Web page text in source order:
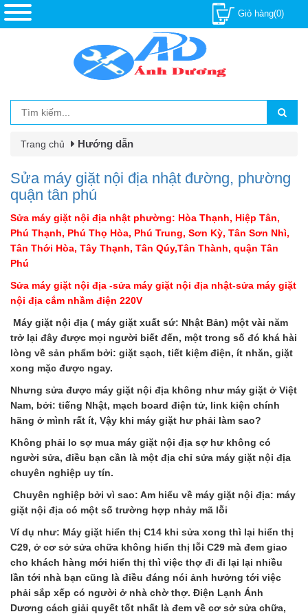
Giỏ hàng(0)
Trang chủ Hướng dẫn
Sửa máy giặt nội địa nhật đường, phường
quận tân phú
Sửa máy giặt nội địa nhật phường: Hòa Thạnh, Hiệp Tân,
Phú Thạnh, Phú Thọ Hòa, Phú Trung, Sơn Kỳ, Tân Sơn Nhì,
Tân Thới Hòa, Tây Thạnh, Tân Qúy,Tân Thành, quận Tân
Phú
Sửa máy giặt nội địa -sửa máy giặt nội địa nhật-sửa máy giặt
nội địa cắm nhầm điện 220V
Máy giặt nội địa ( máy giặt xuất sứ: Nhật Bản) một vài năm
trở lại đây được mọi người biết đến, một trong số đó khá hài
lòng về sản phẩm bởi: giặt sạch, tiết kiệm điện, ít nhăn, giặt
xong mặc được ngay.
Nhưng sửa được máy giặt nội địa không như máy giặt ở Việt
Nam, bởi: tiếng Nhật, mạch board điện tử, link kiện chính
hãng ở mình rất ít, Vậy khi máy giặt hư phải làm sao?
Không phải lo sợ mua máy giặt nội địa sợ hư không có
người sửa, điều bạn cần là một địa chỉ sửa máy giặt nội địa
chuyên nghiệp uy tín.
Chuyên nghiệp bởi vì sao: Am hiểu về máy giặt nội địa: máy
giặt nội địa có một số trường hợp nhảy mã lỗi
Ví dụ như: Máy giặt hiển thị C14 khi sửa xong thì lại hiển thị
C29, ở cơ sở sửa chữa không hiển thị lỗi C29 mà đem giao
cho khách hàng mới hiển thị thì việc thợ đi đi lại lại nhiều
lần tới nhà bạn cũng là điều đáng nói ảnh hưởng tới việc
phải sắp xếp có người ở nhà chờ thợ. Điện Lạnh Ánh
Dương cách giải quyết tốt nhất là đem về cơ sở sửa chữa,